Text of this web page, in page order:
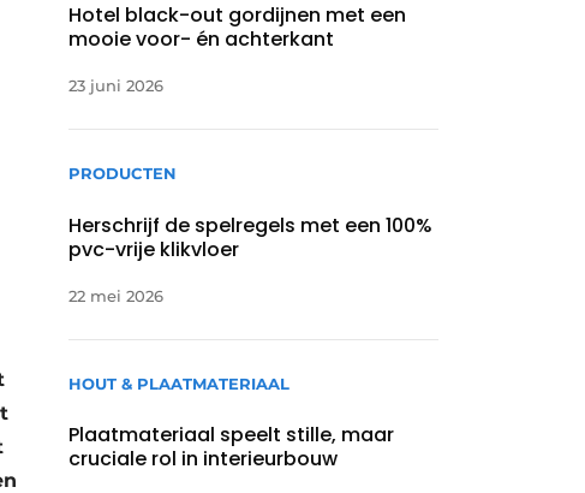
Hotel black-out gordijnen met een
mooie voor- én achterkant
23 juni 2026
PRODUCTEN
Herschrijf de spelregels met een 100%
pvc-vrije klikvloer
22 mei 2026
HOUT & PLAATMATERIAAL
Plaatmateriaal speelt stille, maar
cruciale rol in interieurbouw